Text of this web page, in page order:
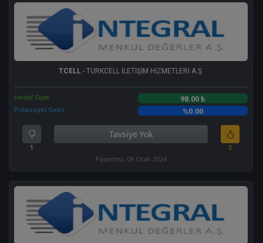
TCELL- TURKCELL İLETİŞİM HİZMETLERİ A.Ş.
Hedef Fiyat 98.00 ₺
Potansiyel Getiri %0.00
1
Tavsiye Yok
2
Pazartesi, 08 Ocak 2024